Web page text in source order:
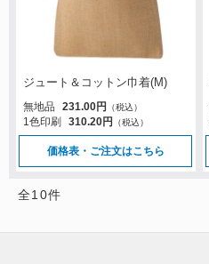
ジュート＆コットン巾着(M)
無地品 231.00円 （税込）
1色印刷 310.20円 （税込）
価格表・ご注文はこちら
全10件